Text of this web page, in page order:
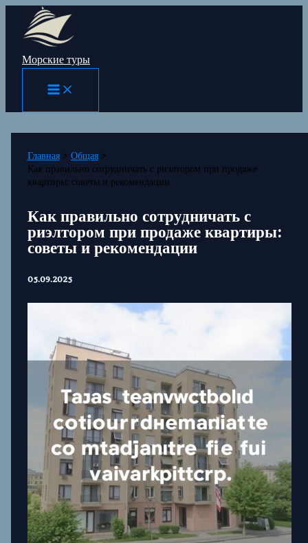
Перейти
содержимому
Морские туры
Главная
Общая
Как правильно сотрудничать с риэлтором при продаже
квартиры: советы и рекомендации
Как правильно сотрудничать с
риэлтором при продаже квартиры:
советы и рекомендации
05.09.2025